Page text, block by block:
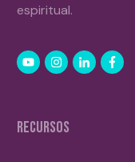
espiritual.
RECURSOS